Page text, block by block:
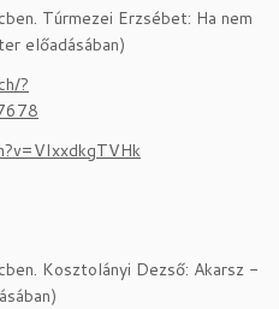
Túrmezei Erzsébet: Ha nem
előadásában)
?
Kosztolányi Dezső: Akarsz -